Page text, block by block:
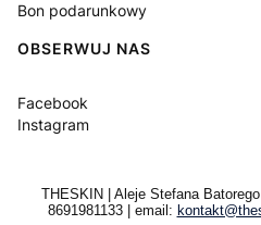
Bon podarunkowy
OBSERWUJ NAS
Facebook
Instagram
THESKIN | Aleje Stefana
8691981133 | email: